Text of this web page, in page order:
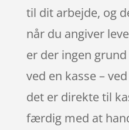
til dit arbejde, og
når du angiver
er der ingen
ved en kasse –
det er direkte til
færdig med at